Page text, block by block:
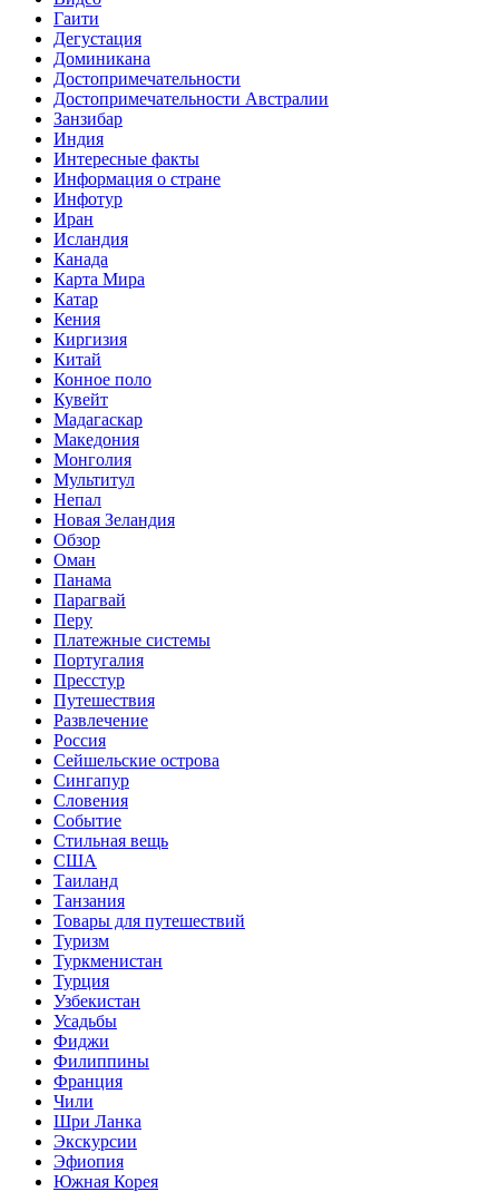
Гаити
Дегустация
Доминикана
Достопримечательности
Достопримечательности Австралии
Занзибар
Индия
Интересные факты
Информация о стране
Инфотур
Иран
Исландия
Канада
Карта Мира
Катар
Кения
Киргизия
Китай
Конное поло
Кувейт
Мадагаскар
Македония
Монголия
Мультитул
Непал
Новая Зеландия
Обзор
Оман
Панама
Парагвай
Перу
Платежные системы
Португалия
Пресстур
Путешествия
Развлечение
Россия
Сейшельские острова
Сингапур
Словения
Событие
Стильная вещь
США
Таиланд
Танзания
Товары для путешествий
Туризм
Туркменистан
Турция
Узбекистан
Усадьбы
Фиджи
Филиппины
Франция
Чили
Шри Ланка
Экскурсии
Эфиопия
Южная Корея